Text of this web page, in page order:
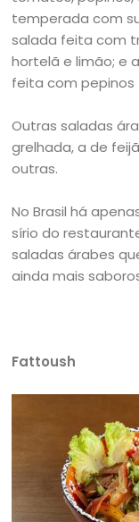
temperada com
salada feita com
hortelã e limão; e
feita com pepinos
Outras saladas
grelhada, a de
outras.
No Brasil há
sírio do
saladas árabes
ainda mais
Fattoush